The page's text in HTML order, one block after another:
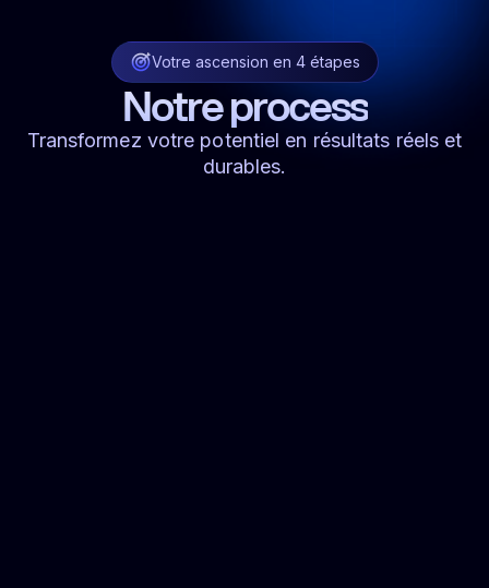
Votre ascension en 4 étapes
Notre process
Transformez votre potentiel en résultats réels et
durables.